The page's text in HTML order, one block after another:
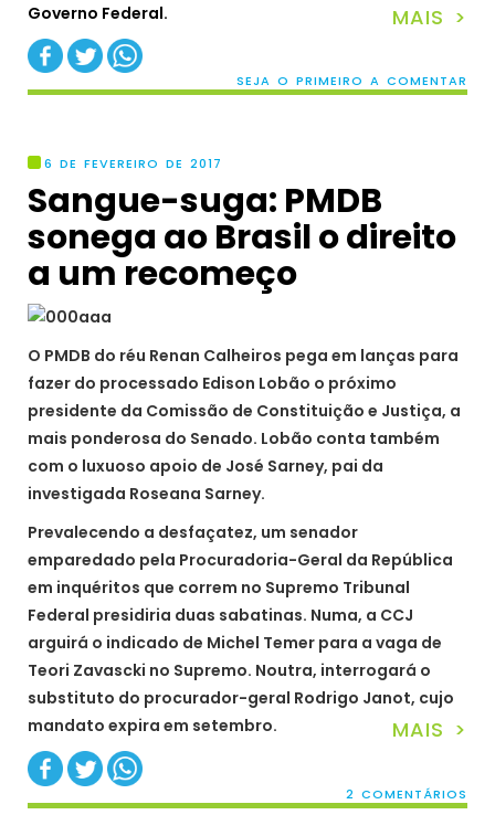
Governo Federal. MAIS >
SEJA O PRIMEIRO A COMENTAR
6 DE FEVEREIRO DE 2017
Sangue-suga: PMDB
sonega ao Brasil o direito
a um recomeço
O PMDB do réu Renan Calheiros pega em lanças para
fazer do processado Edison Lobão o próximo
presidente da Comissão de Constituição e Justiça, a
mais ponderosa do Senado. Lobão conta também
com o luxuoso apoio de José Sarney, pai da
investigada Roseana Sarney.
Prevalecendo a desfaçatez, um senador
emparedado pela Procuradoria-Geral da República
em inquéritos que correm no Supremo Tribunal
Federal presidiria duas sabatinas. Numa, a CCJ
arguirá o indicado de Michel Temer para a vaga de
Teori Zavascki no Supremo. Noutra, interrogará o
substituto do procurador-geral Rodrigo Janot, cujo
mandato expira em setembro.
MAIS >
2 COMENTÁRIOS